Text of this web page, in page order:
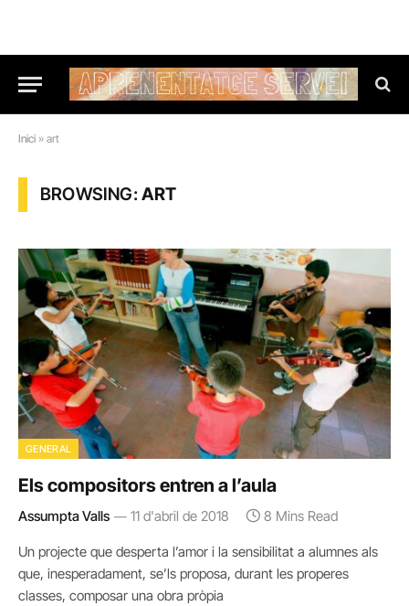
Inici » art
BROWSING:ART
GENERAL
Els compositors entren a l’aula
Assumpta Valls 11 d'abril de 2018 8 Mins Read
Un projecte que desperta l’amor i la sensibilitat a alumnes als
que, inesperadament, se’ls proposa, durant les properes
classes, composar una obra pròpia